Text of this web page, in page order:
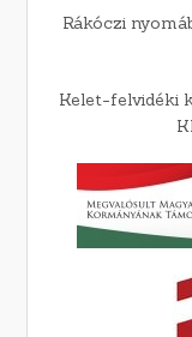
Rákóczi
Kelet-felvidéki